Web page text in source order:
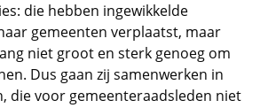
die hebben ingewikkelde
gemeenten verplaatst, maar
niet groot en sterk genoeg om
Dus gaan zij samenwerken in
die voor gemeenteraadsleden niet